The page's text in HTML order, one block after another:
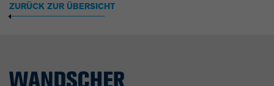
ZURÜCK ZUR ÜBERSICHT